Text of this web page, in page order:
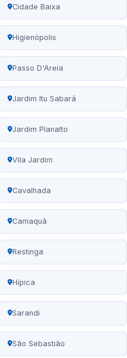
Cidade Baixa
Higienópolis
Passo D'Areia
Jardim Itu Sabará
Jardim Planalto
Vila Jardim
Cavalhada
Camaquã
Restinga
Hípica
Sarandi
São Sebastião